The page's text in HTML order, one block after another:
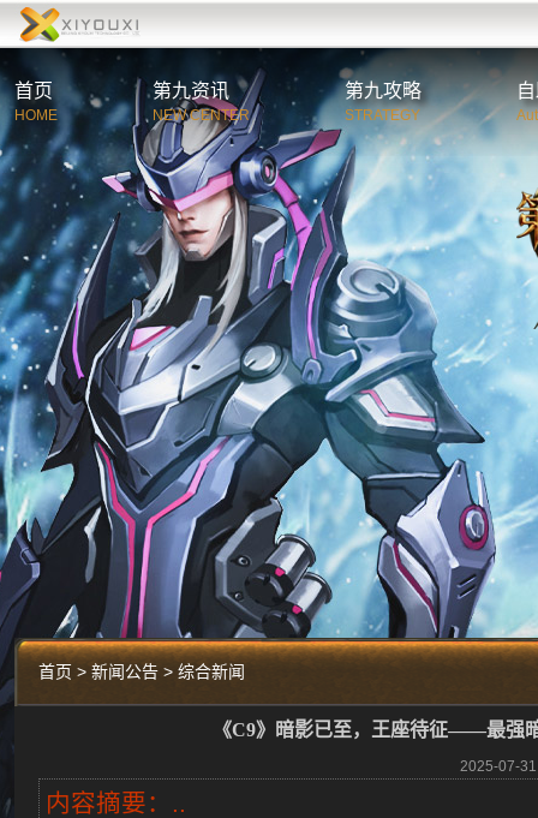
首页
HOME
第九资讯
NEW CENTER
第九攻略
STRATEGY
综合资讯
官方公告
游戏新闻
活动新闻
玩家必读
新
职
首页 > 新闻公告 > 综合新闻
《C9》暗影已至，王座待征——最强
2025-07-
内容摘要：..